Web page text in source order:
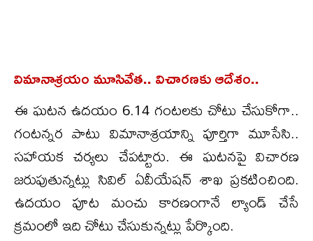
విమానాశ్రయం మూసివేత.. విచారణకు ఆదేశం..
ఈ ఘటన ఉదయం 6.14 గంటలకు చోటు చేసుకోగా..
గంటన్నర పాటు విమానాశ్రయాన్ని పూర్తిగా మూసేసి..
సహాయక చర్యలు చేపట్టారు. ఈ ఘటనపై విచారణ
జరుపుతున్నట్లు సివిల్ ఏవీయేషన్ శాఖ ప్రకటించింది.
ఉదయం పూట మంచు కారణంగానే ల్యాండ్ చేసే
క్రమంలో ఇది చోటు చేసుకున్నట్లు పేర్కొంది.